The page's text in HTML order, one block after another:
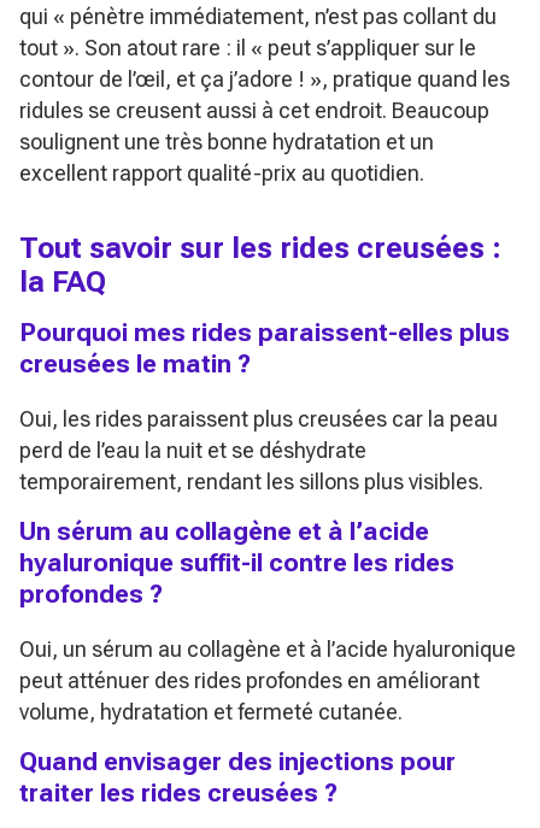
qui « pénètre immédiatement, n’est pas collant du
tout ». Son atout rare : il « peut s’appliquer sur le
contour de l’œil, et ça j’adore ! », pratique quand les
ridules se creusent aussi à cet endroit. Beaucoup
soulignent une très bonne hydratation et un
excellent rapport qualité-prix au quotidien.
Tout savoir sur les rides creusées :
la FAQ
Pourquoi mes rides paraissent-elles plus
creusées le matin ?
Oui, les rides paraissent plus creusées car la peau
perd de l’eau la nuit et se déshydrate
temporairement, rendant les sillons plus visibles.
Un sérum au collagène et à l’acide
hyaluronique suffit-il contre les rides
profondes ?
Oui, un sérum au collagène et à l’acide hyaluronique
peut atténuer des rides profondes en améliorant
volume, hydratation et fermeté cutanée.
Quand envisager des injections pour
traiter les rides creusées ?